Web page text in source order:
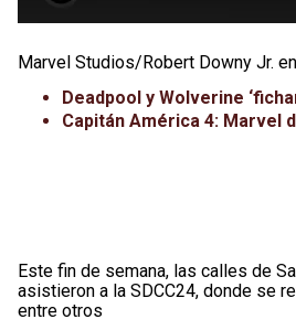
Marvel Studios/Robert Downy Jr.
Deadpool y Wolverine
Capitán América 4: Marvel
Este fin de semana, las calles de
asistieron a la SDCC24, donde se
entre otros